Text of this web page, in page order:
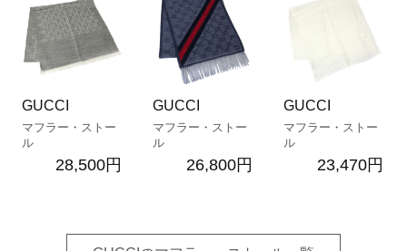
GUCCI
マフラー・ストー
ル
28,500円
GUCCI
マフラー・ストー
ル
26,800円
GUCCI
マフラー・ストー
ル
23,470円